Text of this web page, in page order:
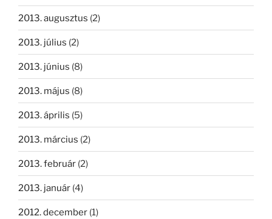
2013. augusztus (2)
2013. július (2)
2013. június (8)
2013. május (8)
2013. április (5)
2013. március (2)
2013. február (2)
2013. január (4)
2012. december (1)